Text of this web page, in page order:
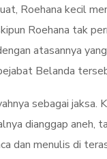
Roehana kecil
Roehana tak
atasannya
Belanda
sebagai
dianggap
dan menulis di